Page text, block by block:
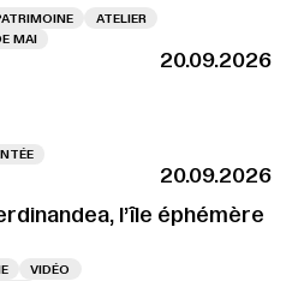
ATELIER
MAI
20.09.2026
20.09.2026
l’île éphémère
VIDÉO